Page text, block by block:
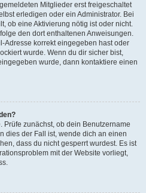
Mitglieder erst freigeschaltet
erledigen oder ein Administrator. Bei
ob eine Aktivierung nötig ist oder nicht.
den dort enthaltenen Anweisungen.
Adresse korrekt eingegeben hast oder
wurde. Wenn du dir sicher bist,
wurde, dann kontaktiere einen
Prüfe zunächst, ob dein Benutzername
dies der Fall ist, wende dich an einen
dass du nicht gesperrt wurdest. Es ist
mit der Website vorliegt,